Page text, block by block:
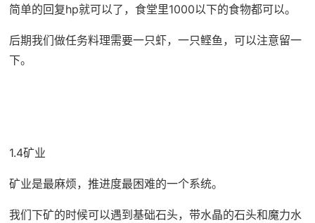
简单的回复hp就可以了，食堂里1000以下的食物都可以。
后期我们做任务料理需要一只虾，一只鲣鱼，可以注意留一
下。
1.4矿业
矿业是最麻烦，推进度最困难的一个系统。
我们下矿的时候可以遇到基础石头，带水晶的石头和魔力水